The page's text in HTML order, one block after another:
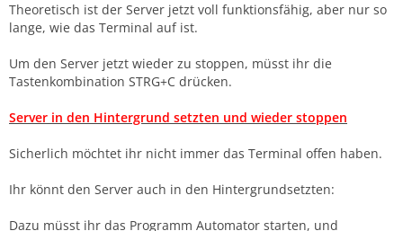
Theoretisch ist der Server jetzt voll funktionsfähig, aber nur so
lange, wie das Terminal auf ist.
Um den Server jetzt wieder zu stoppen, müsst ihr die
Tastenkombination STRG+C drücken.
Server in den Hintergrund setzten und wieder stoppen
Sicherlich möchtet ihr nicht immer das Terminal offen haben.
Ihr könnt den Server auch in den Hintergrundsetzten:
Dazu müsst ihr das Programm Automator starten, und